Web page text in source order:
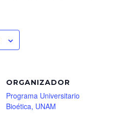
ORGANIZADOR
Programa Universitario
Bioética, UNAM